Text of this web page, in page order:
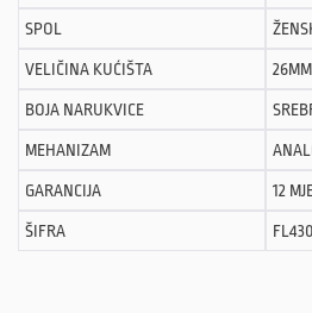
SPOL
VELIČINA KUĆIŠTA 26MM
BOJA NARUKVICE
MEHANIZAM
GARANCIJA 12
ŠIFRA